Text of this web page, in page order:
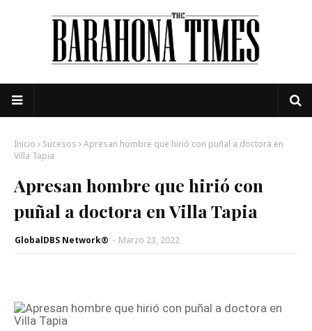
Inicio Sucesos
Apresan hombre que hirió con puñal a doctora en
Villa Tapia
Apresan hombre que hirió con
puñal a doctora en Villa Tapia
GlobalDBS Network® - Marzo 23, 2022